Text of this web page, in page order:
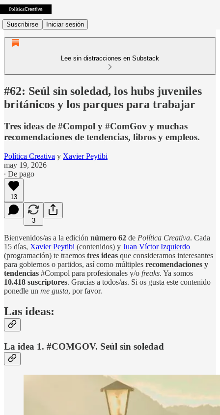
Suscribirse Iniciar sesión
Lee sin distracciones en Substack
#62: Seúl sin soledad, los hubs juveniles
británicos y los parques para trabajar
Tres ideas de #Compol y #ComGov y muchas
recomendaciones de tendencias, libros y empleos.
Política Creativa y Xavier Peytibi
may 19, 2026
∙ De pago
13
3
Bienvenidos/as a la edición número 62 de Política Creativa. Cada
15 días, Xavier Peytibi (contenidos) y Juan Víctor Izquierdo
(programación) te traemos tres ideas que consideramos interesantes
para gobiernos o partidos, así como múltiples recomendaciones y
tendencias #Compol para profesionales y/o freaks. Ya somos
10.418 suscriptores. Gracias a todos/as. Si os gusta este contenido
ponedle un me gusta, por favor.
Las ideas:
La idea 1. #COMGOV. Seúl sin soledad